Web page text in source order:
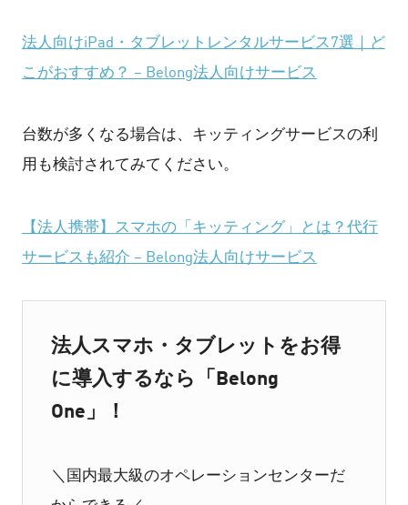
法人向けiPad・タブレットレンタルサービス7選｜ど
こがおすすめ？ – Belong法人向けサービス
台数が多くなる場合は、キッティングサービスの利
用も検討されてみてください。
【法人携帯】スマホの「キッティング」とは？代行
サービスも紹介 – Belong法人向けサービス
法人スマホ・タブレットをお得
に導入するなら「Belong
One」！
＼国内最大級のオペレーションセンターだ